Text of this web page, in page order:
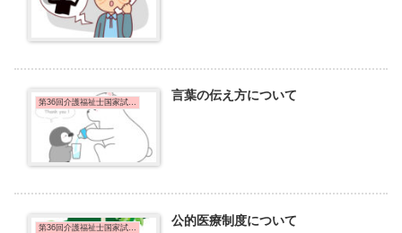
第36回介護福祉士国家試験問題 言葉の伝え方について
第36回介護福祉士国家試験問題 公的医療制度について